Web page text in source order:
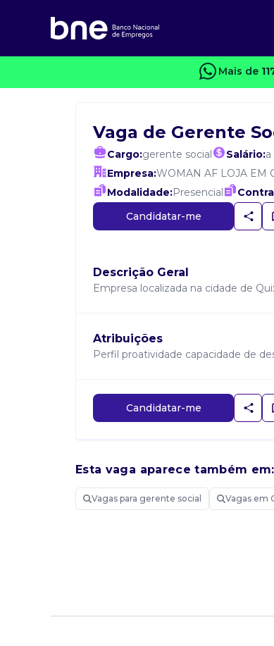
Mais de
Vaga de Gerente
Cargo:gerente social Salário:
Empresa:WOMAN AF LOJA EM
Modalidade:Presencial
Candidatar-me
Descrição Geral
Empresa localizada na cidade de
Atribuições
Perfil proatividade capacidade de
Candidatar-me
Esta vaga aparece também em:
Vagas para gerente social Vagas em